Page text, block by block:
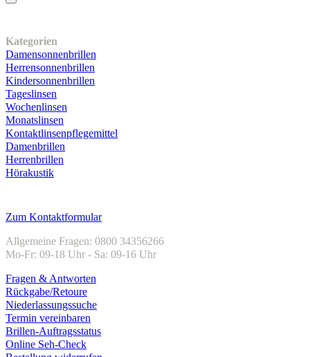
Kategorien
Damensonnenbrillen
Herrensonnenbrillen
Kindersonnenbrillen
Tageslinsen
Wochenlinsen
Monatslinsen
Kontaktlinsenpflegemittel
Damenbrillen
Herrenbrillen
Hörakustik
Zum Kontaktformular
Allgemeine Fragen: 0800 34356266
Mo-Fr: 09-18 Uhr - Sa: 09-16 Uhr
Fragen & Antworten
Rückgabe/Retoure
Niederlassungssuche
Termin vereinbaren
Brillen-Auftragsstatus
Online Seh-Check